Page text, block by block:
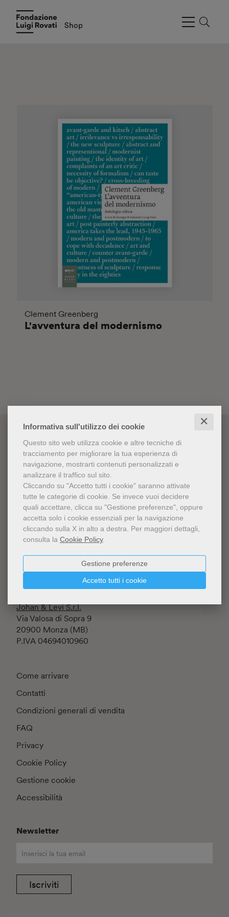
Informativa sull'utilizzo dei cookie ✕
Questo sito web utilizza cookie e altre tecniche di
tracciamento per migliorare la tua esperienza di
navigazione, mostrarti contenuti personalizzati e
analizzare il traffico sul sito.
Cliccando su "Accetto tutti i cookie" saranno attivate
tutte le categorie di cookie. Se invece vuoi decidere
quali accettare, clicca su "Gestione preferenze", oppure
accetta solo i cookie essenziali per la navigazione
cliccando sulla X in alto a destra. Per maggiori dettagli,
consulta la Cookie Policy.
Accetto tutti i cookie
Gestione preferenze
L'avventura del modernismo
Clement Greenberg
Fondazione Luigi Rovati ETS
Iscritta al RUNTS rep. n.145197
Corso Venezia 52
20122 Milano (MI) - Italia
C.F. 94634860152
Johan & Levi S.r.l.
Via Valosa di Sopra 9
20900 Monza (MB)
P.IVA 04694010960
Come arrivare
Contatti
Condizioni generali di vendita
FAQ
Privacy
Cookie Policy
Gestione cookie
Accessibilità
Newsletter
Iscriviti